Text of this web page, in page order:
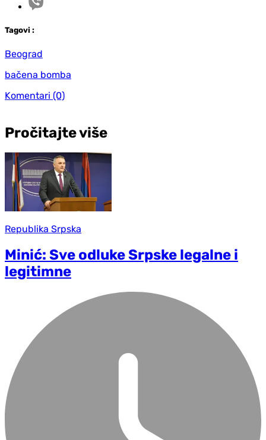
Tagovi :
Beograd
bačena bomba
Komentari (0)
Pročitajte više
Republika Srpska
Minić: Sve odluke Srpske legalne i
legitimne